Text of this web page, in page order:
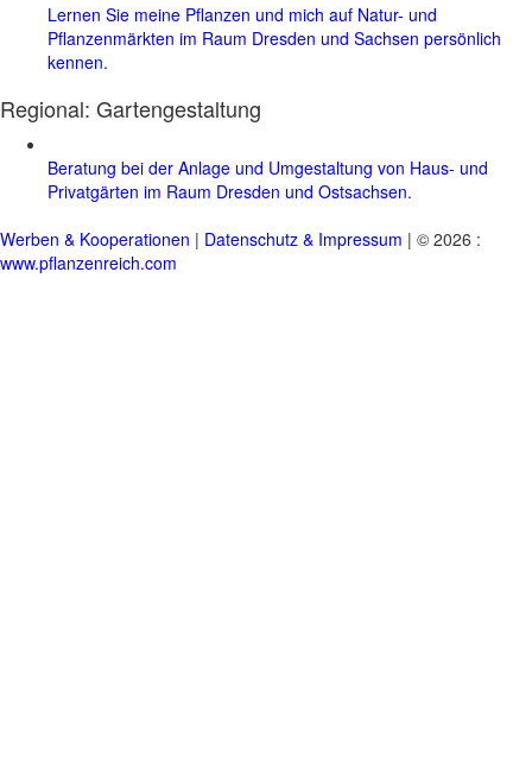
Lernen Sie meine Pflanzen und mich auf Natur- und
Pflanzenmärkten im Raum Dresden und Sachsen persönlich
kennen.
Regional: Gartengestaltung
Beratung bei der Anlage und Umgestaltung von Haus- und
Privatgärten im Raum Dresden und Ostsachsen.
Werben & Kooperationen | Datenschutz & Impressum | © 2026 :
www.pflanzenreich.com